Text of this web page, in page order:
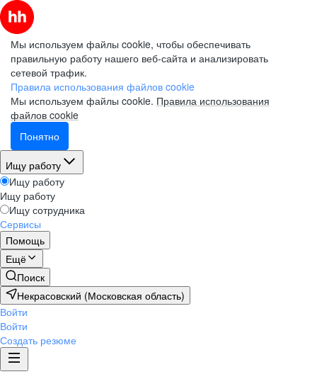
Мы используем файлы cookie, чтобы обеспечивать
правильную работу нашего веб-сайта и анализировать
сетевой трафик.
Правила использования файлов cookie
Мы используем файлы cookie. Правила использования
файлов cookie
Понятно
Ищу работу
Ищу работу
Ищу работу
Ищу сотрудника
Сервисы
Помощь
Ещё
Поиск
Некрасовский (Московская область)
Войти
Войти
Создать резюме